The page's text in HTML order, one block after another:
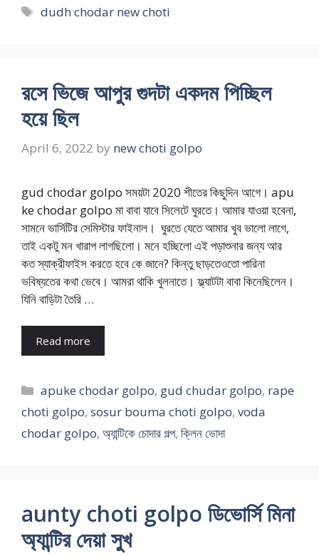
Tags
dudh chodar new choti
রসে ভিজে আপুর গুদটা একদম পিচ্ছিল
হয়ে ছিল
April 6, 2022 by new choti golpo
gud chodar golpo সময়টা 2020 শীতের কিছুদিন আগে। apu
ke chodar golpo মা বাবা যাবে সিলেটে ঘুরতে। আমার যাওয়া হবেনা,
সামনে ভার্সিটির সেমিস্টার ফাইনাল। ঘুরতে যেতে আমার খুব ভালো লাগে,
তাই একটু মন খারাপ লাগছিলো। মনে হচ্ছিলো এই পড়াশুনার জন্য আর
কত স্যাক্রীফাইস করতে হবে কে জানে? কিন্তু ছাড়তেওতো পারিনা
ভবিষ্যতের কথা ভেবে। আমরা থাকি খুলনাতে। ফ্ল্যাটটা বাবা কিনেছিলেন।
যিনি বাড়িটা তৈরি …
Read more
Categories
apuke chodar golpo, gud chudar golpo, rape
choti golpo, sosur bouma choti golpo, voda
chodar golpo, অ্যান্টিকে চোদার গল্প, ক্লিন ভোদা
aunty choti golpo ডিভোর্সি মিনা
অ্যান্টির দেয়া সুখ